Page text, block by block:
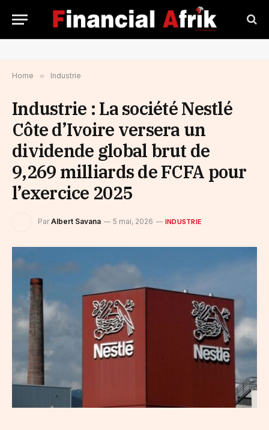
Home » Industrie
Industrie : La société Nestlé
Côte d’Ivoire versera un
dividende global brut de
9,269 milliards de FCFA pour
l’exercice 2025
Par Albert Savana 5 mai, 2026 INDUSTRIE